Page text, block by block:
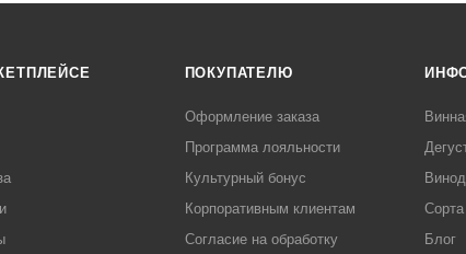
ПОКУПАТЕЛЮ
Оформление заказа
Программа лояльности
Культурный бонус
Корпоративным клиентам
Согласие на обработку
Блог